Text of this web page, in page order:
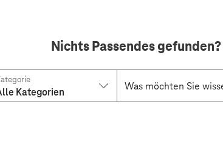
Nichts Passendes gefunden?
Kategorien